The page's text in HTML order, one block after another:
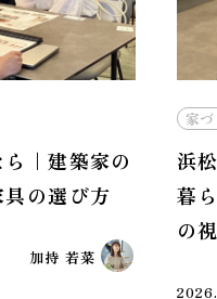
の
家づくりコーディ
浜松で注文
暮らしに寄